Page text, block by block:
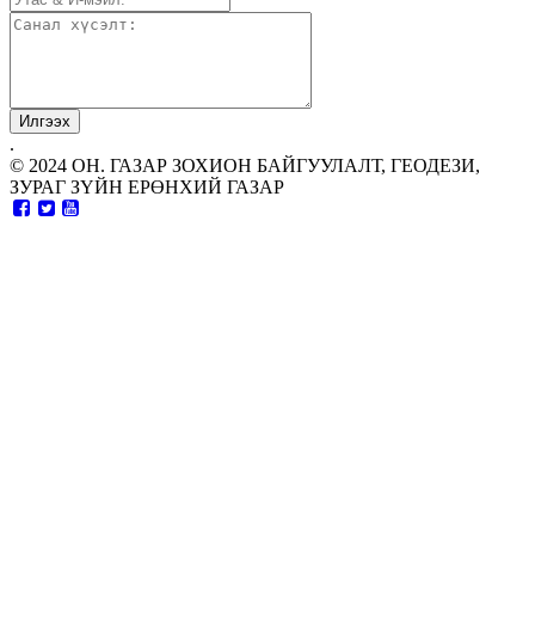
.
© 2024 ОН. ГАЗАР ЗОХИОН БАЙГУУЛАЛТ, ГЕОДЕЗИ,
ЗУРАГ ЗҮЙН ЕРӨНХИЙ ГАЗАР